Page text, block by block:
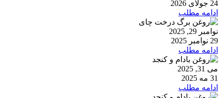
24 جولای 2026
ادامه مطلب
نوامبر 29, 2025
29 نوامبر 2025
ادامه مطلب
می 31, 2025
31 مه 2025
ادامه مطلب